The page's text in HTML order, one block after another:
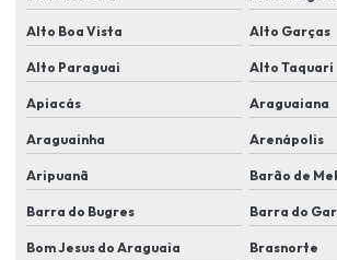
Empresas de manutenção de cameras de
Equipamentos de segurança para condomínios
Fornecedor de cameras de segurança
Implementação de sistemas de reconhecimento
Instalação de alarme e cameras
Alto Boa Vista Alto Garças
Alto Paraguai Alto Taquari
Apiacás Araguaiana
Araguainha Arenápolis
Aripuanã Barão de
Barra do Bugres Barra do
Bom Jesus do Araguaia Brasnorte